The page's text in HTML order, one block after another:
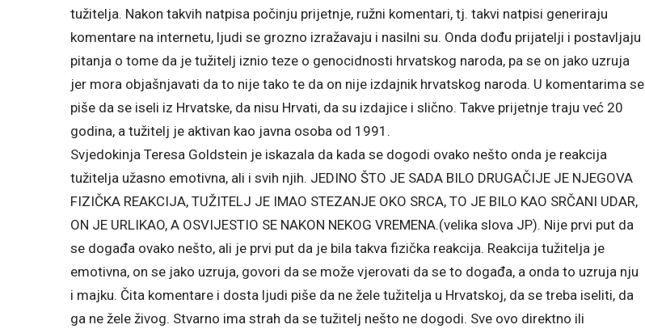
tužitelja. Nakon takvih natpisa počinju prijetnje, ružni komentari, tj. takvi natpisi generiraju
komentare na internetu, ljudi se grozno izražavaju i nasilni su. Onda dođu prijatelji i postavljaju
pitanja o tome da je tužitelj iznio teze o genocidnosti hrvatskog naroda, pa se on jako uzruja
jer mora objašnjavati da to nije tako te da on nije izdajnik hrvatskog naroda. U komentarima se
piše da se iseli iz Hrvatske, da nisu Hrvati, da su izdajice i slično. Takve prijetnje traju već 20
godina, a tužitelj je aktivan kao javna osoba od 1991.
Svjedokinja Teresa Goldstein je iskazala da kada se dogodi ovako nešto onda je reakcija
tužitelja užasno emotivna, ali i svih njih. JEDINO ŠTO JE SADA BILO DRUGAČIJE JE NJEGOVA
FIZIČKA REAKCIJA, TUŽITELJ JE IMAO STEZANJE OKO SRCA, TO JE BILO KAO SRČANI UDAR,
ON JE URLIKAO, A OSVIJESTIO SE NAKON NEKOG VREMENA.(velika slova JP). Nije prvi put da
se događa ovako nešto, ali je prvi put da je bila takva fizička reakcija. Reakcija tužitelja je
emotivna, on se jako uzruja, govori da se može vjerovati da se to događa, a onda to uzruja nju
i majku. Čita komentare i dosta ljudi piše da ne žele tužitelja u Hrvatskoj, da se treba iseliti, da
ga ne žele živog. Stvarno ima strah da se tužitelj nešto ne dogodi. Sve ovo direktno ili